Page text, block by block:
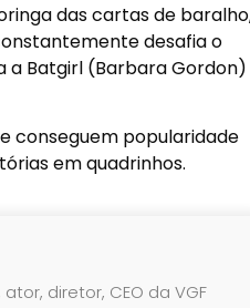
das cartas de
desafia o
Batgirl (Barbara Gordon)
conseguem popularidade
em quadrinhos.
diretor, CEO da VGF